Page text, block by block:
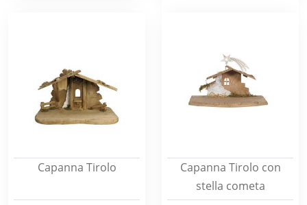
Capanna Tirolo
Capanna Tirolo con
stella cometa